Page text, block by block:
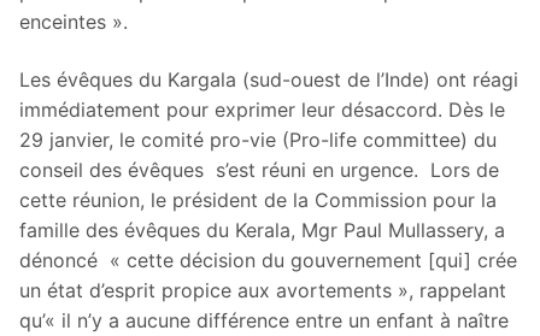
enceintes ».
Les évêques du Kargala (sud-ouest de l’Inde) ont réagi
immédiatement pour exprimer leur désaccord. Dès le
29 janvier, le comité pro-vie (Pro-life committee) du
conseil des évêques s’est réuni en urgence. Lors de
cette réunion, le président de la Commission pour la
famille des évêques du Kerala, Mgr Paul Mullassery, a
dénoncé « cette décision du gouvernement [qui] crée
un état d’esprit propice aux avortements », rappelant
qu’« il n’y a aucune différence entre un enfant à naître